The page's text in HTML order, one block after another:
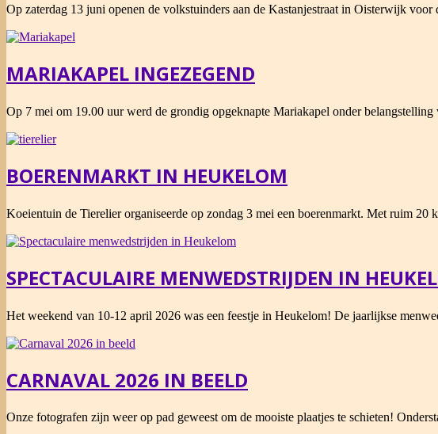
2026-
05-
25
Op zaterdag 13 juni openen de volkstuinders aan de Kastanjestraat in Oisterwijk voor
MARIAKAPEL INGEZEGEND
2026-
05-
07
Op 7 mei om 19.00 uur werd de grondig opgeknapte Mariakapel onder belangstelling
BOERENMARKT IN HEUKELOM
2026-
03
Koeientuin de Tierelier organiseerde op zondag 3 mei een boerenmarkt. Met ruim 20
SPECTACULAIRE MENWEDSTRIJDEN IN
2026-
12
Het weekend van 10-12 april 2026 was een feestje in Heukelom! De jaarlijkse
CARNAVAL 2026 IN BEELD
2026-
Onze fotografen zijn weer op pad geweest om de mooiste plaatjes te schieten!